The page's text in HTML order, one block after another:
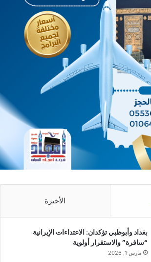
الأخيرة
بغداد وأبوظبي تؤكدان: الاعتداءات الإيرانية
“سافرة” والاستقرار أولوية
مارس 1, 2026